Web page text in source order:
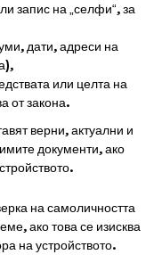
запис на „селфи“, за
дати, адреси на
или целта на
от закона.
верни, актуални и
документи, ако
на самоличността
ако това се изисква
на устройството.